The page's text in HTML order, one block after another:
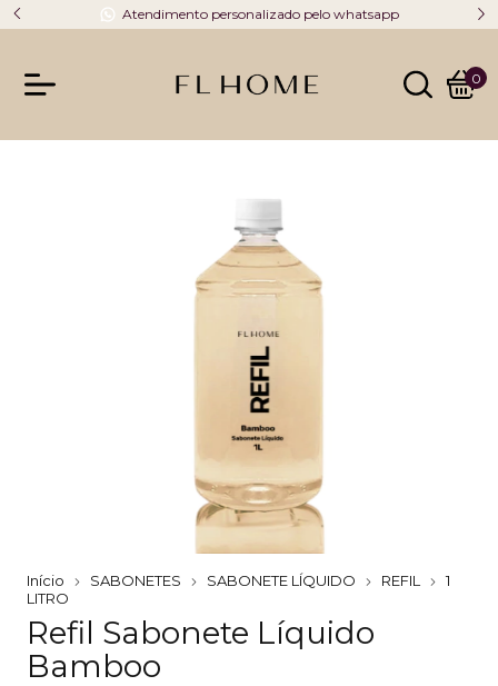
Atendimento personalizado pelo whatsapp
0
Início SABONETES SABONETE LÍQUIDO REFIL
1
LITRO
Refil Sabonete Líquido
Bamboo